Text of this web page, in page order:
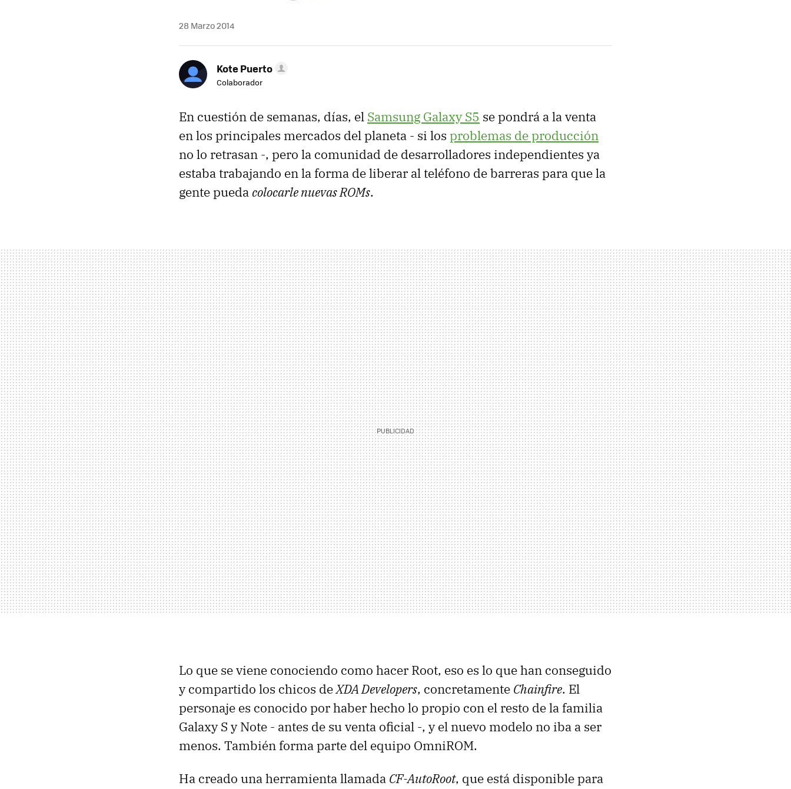
28 Marzo 2014
Kote Puerto
Colaborador
En cuestión de semanas, días, el Samsung Galaxy S5 se pondrá a la venta
en los principales mercados del planeta - si los problemas de producción
no lo retrasan -, pero la comunidad de desarrolladores independientes ya
estaba trabajando en la forma de liberar al teléfono de barreras para que la
gente pueda colocarle nuevas ROMs.
Lo que se viene conociendo como hacer Root, eso es lo que han conseguido
y compartido los chicos deXDA Developers, concretamente Chainfire. El
personaje es conocido por haber hecho lo propio con el resto de la familia
Galaxy S y Note - antes de su venta oficial -, y el nuevo modelo no iba a ser
menos. También forma parte del equipo OmniROM.
Ha creado una herramienta llamada CF-AutoRoot, que está disponible para